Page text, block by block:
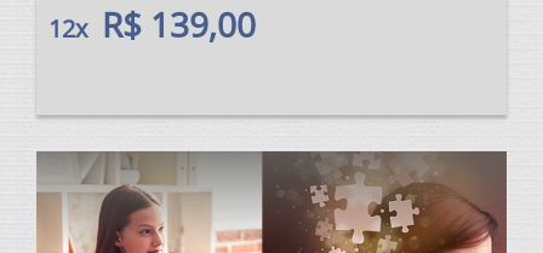
12x R$ 139,00